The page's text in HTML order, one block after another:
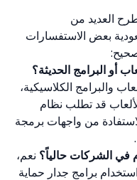
العديد من
بعض الاستفسارات
والبرامج الكلاسيكية،
قد تطلب نظام
أحدث مثل ويندوز 10 أو 11 للاستفادة من واجهات برمجة
نعم،
برامج جدار حماية